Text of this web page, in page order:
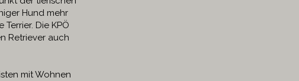
Hund mehr
Die KPÖ
Retriever auch
mit Wohnen